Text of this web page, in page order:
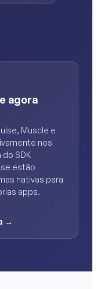
agora
Muscle e
nos
SDK
estão
nativas para
apps.
→